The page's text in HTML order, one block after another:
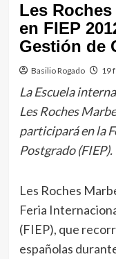
Les
en FIEP
Gestión de
Basilio Rogado 19
La Escuela
Les Roches
participará en la
Postgrado (FIEP).
Les Roches
Feria
(FIEP), que
españolas